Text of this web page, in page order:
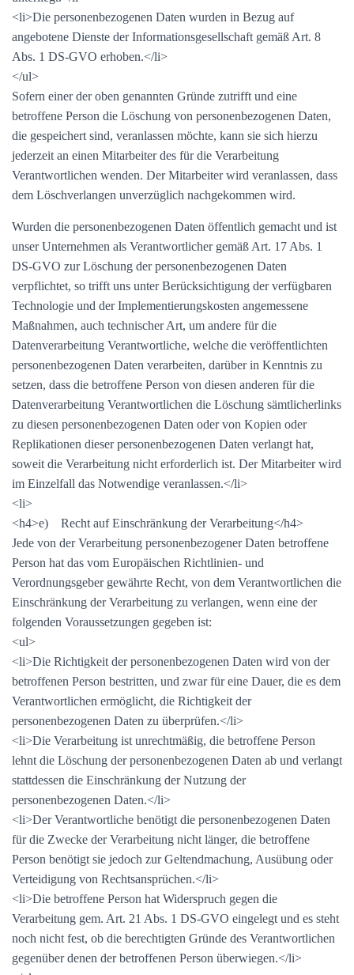
<li>Die personenbezogenen Daten wurden in Bezug auf
angebotene Dienste der Informationsgesellschaft gemäß Art. 8
Abs. 1 DS-GVO erhoben.</li>
</ul>
Sofern einer der oben genannten Gründe zutrifft und eine
betroffene Person die Löschung von personenbezogenen Daten,
die gespeichert sind, veranlassen möchte, kann sie sich hierzu
jederzeit an einen Mitarbeiter des für die Verarbeitung
Verantwortlichen wenden. Der Mitarbeiter wird veranlassen, dass
dem Löschverlangen unverzüglich nachgekommen wird.
Wurden die personenbezogenen Daten öffentlich gemacht und ist
unser Unternehmen als Verantwortlicher gemäß Art. 17 Abs. 1
DS-GVO zur Löschung der personenbezogenen Daten
verpflichtet, so trifft uns unter Berücksichtigung der verfügbaren
Technologie und der Implementierungskosten angemessene
Maßnahmen, auch technischer Art, um andere für die
Datenverarbeitung Verantwortliche, welche die veröffentlichten
personenbezogenen Daten verarbeiten, darüber in Kenntnis zu
setzen, dass die betroffene Person von diesen anderen für die
Datenverarbeitung Verantwortlichen die Löschung sämtlicherlinks
zu diesen personenbezogenen Daten oder von Kopien oder
Replikationen dieser personenbezogenen Daten verlangt hat,
soweit die Verarbeitung nicht erforderlich ist. Der Mitarbeiter wird
im Einzelfall das Notwendige veranlassen.</li>
<li>
<h4>e) Recht auf Einschränkung der Verarbeitung</h4>
Jede von der Verarbeitung personenbezogener Daten betroffene
Person hat das vom Europäischen Richtlinien- und
Verordnungsgeber gewährte Recht, von dem Verantwortlichen die
Einschränkung der Verarbeitung zu verlangen, wenn eine der
folgenden Voraussetzungen gegeben ist:
<ul>
<li>Die Richtigkeit der personenbezogenen Daten wird von der
betroffenen Person bestritten, und zwar für eine Dauer, die es dem
Verantwortlichen ermöglicht, die Richtigkeit der
personenbezogenen Daten zu überprüfen.</li>
<li>Die Verarbeitung ist unrechtmäßig, die betroffene Person
lehnt die Löschung der personenbezogenen Daten ab und verlangt
stattdessen die Einschränkung der Nutzung der
personenbezogenen Daten.</li>
<li>Der Verantwortliche benötigt die personenbezogenen Daten
für die Zwecke der Verarbeitung nicht länger, die betroffene
Person benötigt sie jedoch zur Geltendmachung, Ausübung oder
Verteidigung von Rechtsansprüchen.</li>
<li>Die betroffene Person hat Widerspruch gegen die
Verarbeitung gem. Art. 21 Abs. 1 DS-GVO eingelegt und es steht
noch nicht fest, ob die berechtigten Gründe des Verantwortlichen
gegenüber denen der betroffenen Person überwiegen.</li>